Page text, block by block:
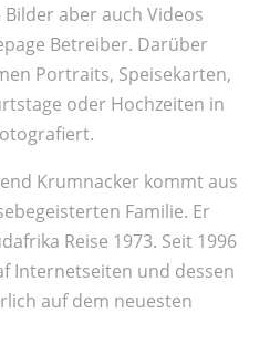
aber auch Videos
Betreiber. Darüber
Portraits, Speisekarten,
oder Hochzeiten in
Krumnacker kommt aus
Familie. Er
Reise 1973. Seit 1996
Internetseiten und dessen
auf dem neuesten